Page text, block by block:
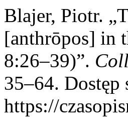
Blajer, Piotr.
[anthrōpos] in
8:26–39)”.
35–64. Dostęp
https://